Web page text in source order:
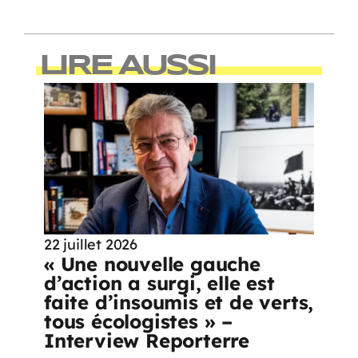
LIRE AUSSI
22 juillet 2026
« Une nouvelle gauche
d’action a surgi, elle est
faite d’insoumis et de verts,
tous écologistes » –
Interview Reporterre